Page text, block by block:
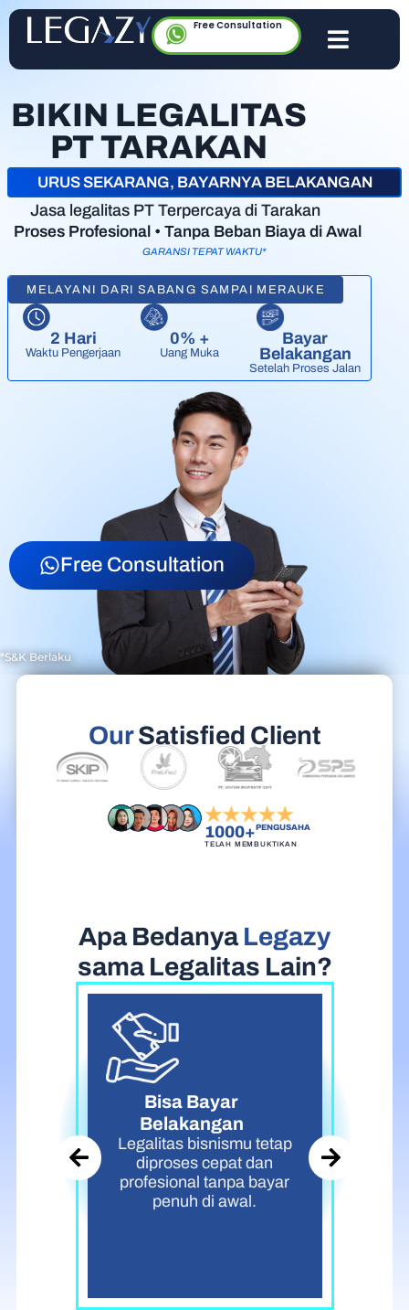
Free Consultation
BIKIN LEGALITAS
PT TARAKAN
URUS SEKARANG, BAYARNYA BELAKANGAN
Jasa legalitas PT Terpercaya di Tarakan
Proses Profesional • Tanpa Beban Biaya di Awal
GARANSI TEPAT WAKTU*
MELAYANI DARI SABANG SAMPAI MERAUKE
2 Hari
Waktu Pengerjaan
0% +
Uang Muka
Bayar
Belakangan
Setelah Proses Jalan
*S&K Berlaku
Free Consultation
OurSatisfied Client
1000+PENGUSAHA
TELAH MEMBUKTIKAN
Apa BedanyaLegazy
sama Legalitas Lain?
Bisa Bayar
Belakangan
Legalitas bisnismu tetap
diproses cepat dan
profesional tanpa bayar
penuh di awal.